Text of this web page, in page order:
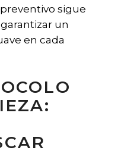
sigue
un
en cada